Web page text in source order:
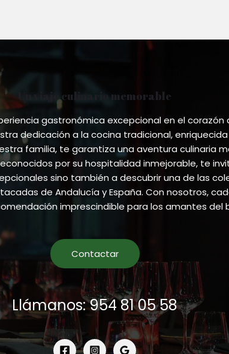
chosen
the
product
page
Un viaje culinario memorable
gastronómica excepcional en el corazón
dedicación a la cocina tradicional,
familia, te garantiza una aventura culinaria
por su hospitalidad inmejorable, te
sino también a descubrir una de las
de Andalucía y España. Con nosotros,
imprescindible para los amantes del
Contactar
Llámanos: 954 81 05 58